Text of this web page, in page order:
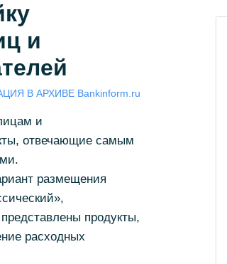
и
В АРХИВЕ Bankinform.ru
и
отвечающие самым
размещения
продукты,
расходных